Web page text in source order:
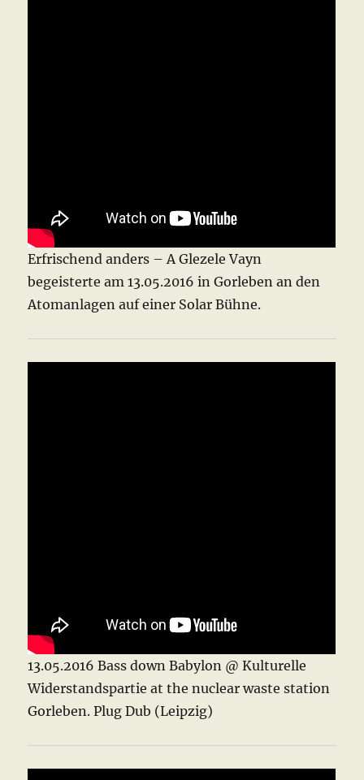
Erfrischend anders – A Glezele Vayn
begeisterte am 13.05.2016 in Gorleben an den
Atomanlagen auf einer Solar Bühne.
13.05.2016 Bass down Babylon @ Kulturelle
Widerstandspartie at the nuclear waste station
Gorleben. Plug Dub (Leipzig)